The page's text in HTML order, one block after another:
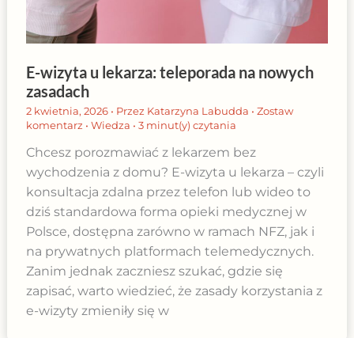
E-wizyta u lekarza: teleporada na nowych
zasadach
2 kwietnia, 2026 • Przez Katarzyna Labudda • Zostaw
komentarz • Wiedza • 3 minut(y) czytania
Chcesz porozmawiać z lekarzem bez
wychodzenia z domu? E-wizyta u lekarza – czyli
konsultacja zdalna przez telefon lub wideo to
dziś standardowa forma opieki medycznej w
Polsce, dostępna zarówno w ramach NFZ, jak i
na prywatnych platformach telemedycznych.
Zanim jednak zaczniesz szukać, gdzie się
zapisać, warto wiedzieć, że zasady korzystania z
e-wizyty zmieniły się w